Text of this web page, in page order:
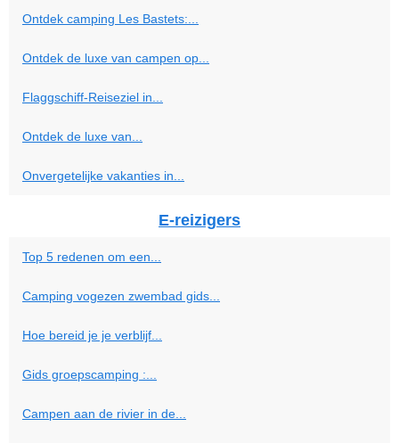
Ontdek camping Les Bastets:...
Ontdek de luxe van campen op...
Flaggschiff-Reiseziel in...
Ontdek de luxe van...
Onvergetelijke vakanties in...
E-reizigers
Top 5 redenen om een...
Camping vogezen zwembad gids...
Hoe bereid je je verblijf...
Gids groepscamping :...
Campen aan de rivier in de...